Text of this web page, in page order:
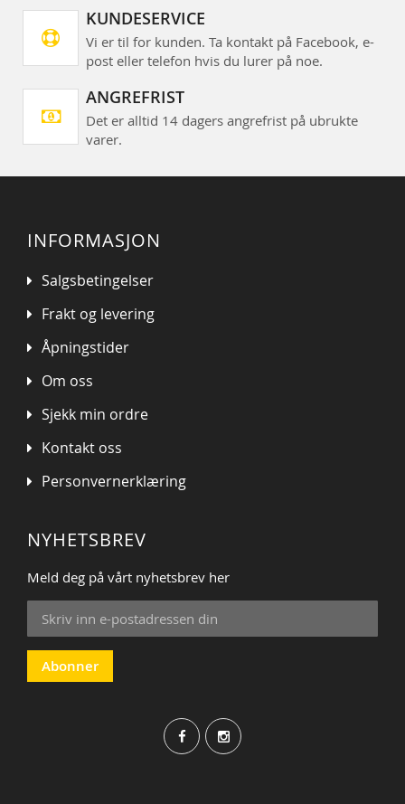
KUNDESERVICE
Vi er til for kunden. Ta kontakt på Facebook, e-
post eller telefon hvis du lurer på noe.
ANGREFRIST
Det er alltid 14 dagers angrefrist på ubrukte
varer.
INFORMASJON
Salgsbetingelser
Frakt og levering
Åpningstider
Om oss
Sjekk min ordre
Kontakt oss
Personvernerklæring
NYHETSBREV
Meld deg på vårt nyhetsbrev her
Sign
Up
for
Our
Newsletter:
Abonner